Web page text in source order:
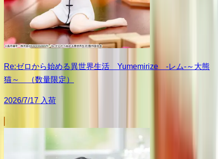
Re:ゼロから始める異世界生活 Yumemirize ‐レム‐～大熊
猫～ （数量限定）
2026/7/17 入荷